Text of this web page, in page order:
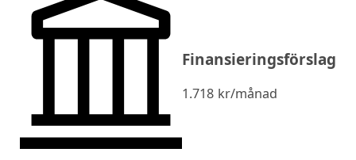
Finansieringsförslag
1.718 kr/månad